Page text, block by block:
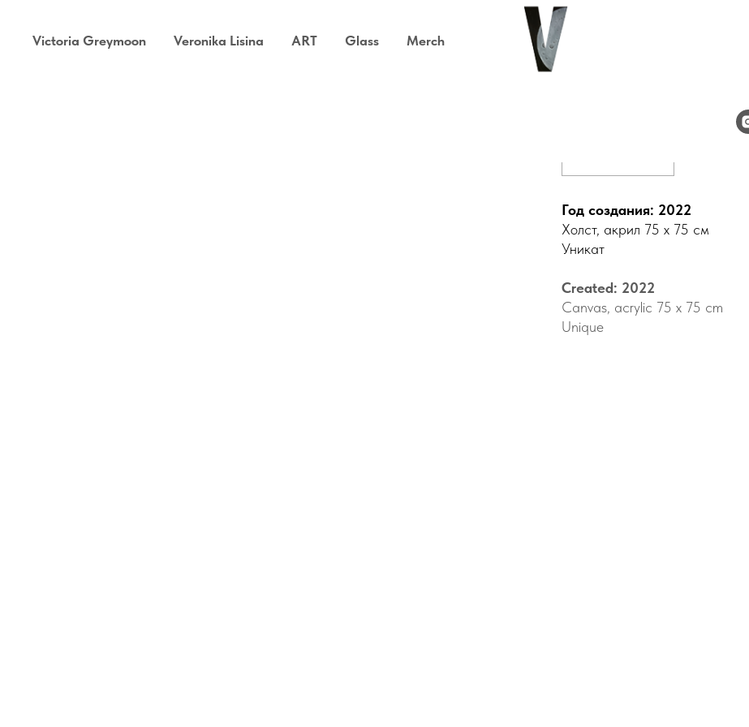
Victoria Greymoon Veronika Lisina ART Glass Merch
Год создания: 2022
Холст, акрил 75 х 75 см
Уникат
Created: 2022
Canvas, acrylic 75 x 75 cm
Unique